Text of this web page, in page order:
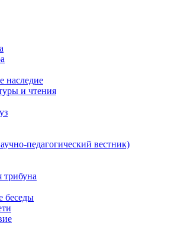
наследие
и чтения
педагогический вестник)
трибуна
беседы